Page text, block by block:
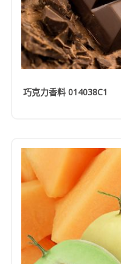
巧克力香料 014038C1